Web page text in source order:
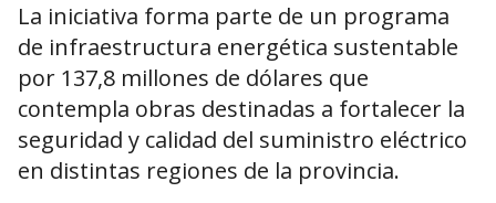
La iniciativa forma parte de un programa
de infraestructura energética sustentable
por 137,8 millones de dólares que
contempla obras destinadas a fortalecer la
seguridad y calidad del suministro eléctrico
en distintas regiones de la provincia.